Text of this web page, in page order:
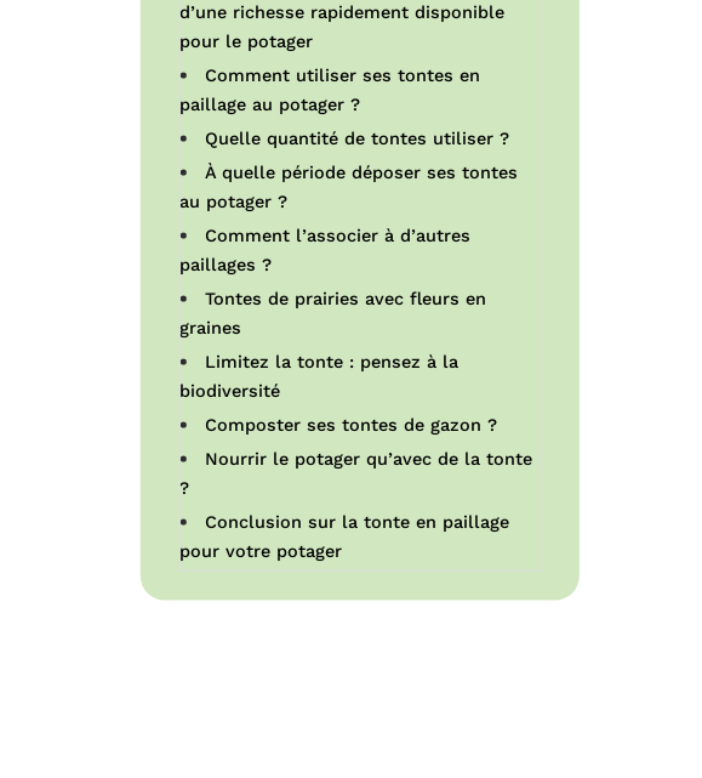
d’une richesse rapidement disponible
pour le potager
Comment utiliser ses tontes en
paillage au potager ?
Quelle quantité de tontes utiliser ?
À quelle période déposer ses tontes
au potager ?
Comment l’associer à d’autres
paillages ?
Tontes de prairies avec fleurs en
graines
Limitez la tonte : pensez à la
biodiversité
Composter ses tontes de gazon ?
Nourrir le potager qu’avec de la tonte
?
Conclusion sur la tonte en paillage
pour votre potager